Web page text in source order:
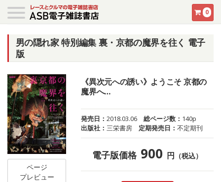
0
男の隠れ家 特別編集 裏・京都の魔界を往く 電子
版
ページ
プレビュー
《異次元への誘い》ようこそ 京都の
魔界へ…
発売日：2018.03.06 総ページ数： 140p
出版社：三栄書房 定期発売日：不定期刊
電子版価格 900 円 （税込）